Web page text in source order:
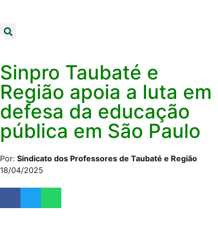
Sinpro Taubaté e
Região apoia a luta em
defesa da educação
pública em São Paulo
Por: Sindicato dos Professores de Taubaté e Região
18/04/2025